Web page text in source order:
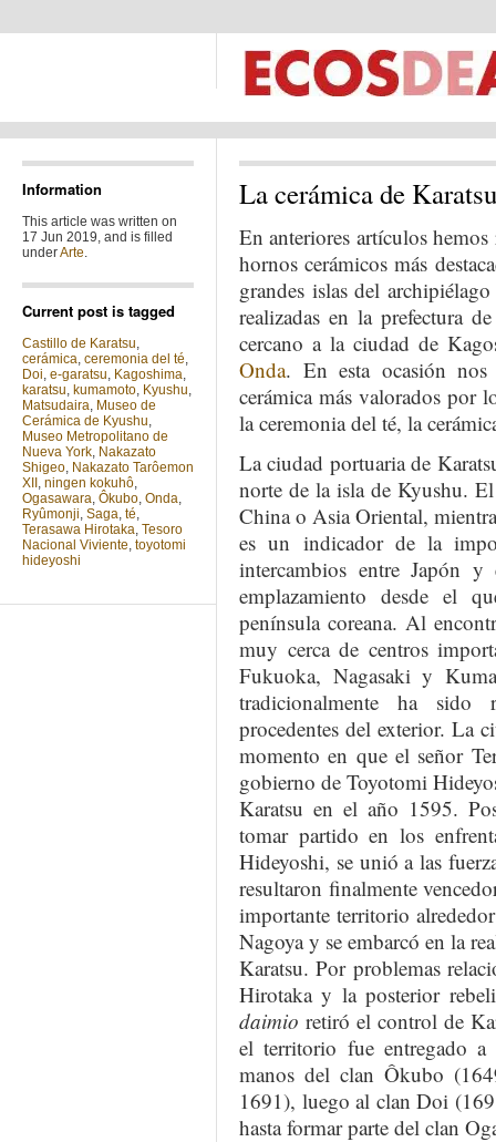
Information
This article was written on
17 Jun 2019, and is filled
underArte.
Current post is tagged
Castillo de Karatsu,
cerámica, ceremonia del té,
Doi, e-garatsu, Kagoshima,
karatsu, kumamoto, Kyushu,
Matsudaira, Museo de
Cerámica de Kyushu,
Museo Metropolitano de
Nueva York, Nakazato
Shigeo, Nakazato Tarôemon
XII , ningen kokuhô,
Ogasawara, Ôkubo, Onda,
Ryûmonji, Saga, té,
Terasawa Hirotaka, Tesoro
Nacional Viviente, toyotomi
hideyoshi
La cerámica de Karatsu
En anteriores artículos
hornos cerámicos más
grandes islas del
realizadas en la prefectura
cercano a la ciudad de
Onda. En esta ocasión
cerámica más valorados por
la ceremonia del té, la
La ciudad portuaria de
norte de la isla de Kyushu.
China o Asia Oriental,
es un indicador de la
intercambios entre Japón
emplazamiento desde el
península coreana. Al
muy cerca de centros
Fukuoka, Nagasaki y
tradicionalmente ha sido
procedentes del exterior. La
momento en que el señor
gobierno de Toyotomi
Karatsu en el año 1595.
tomar partido en los
Hideyoshi, se unió a las
resultaron finalmente
importante territorio
Nagoya y se embarcó en la
Karatsu. Por problemas
Hirotaka y la posterior
daimio retiró el control de
el territorio fue entregado a
manos del clan Ôkubo
1691), luego al clan Doi
hasta formar parte del clan